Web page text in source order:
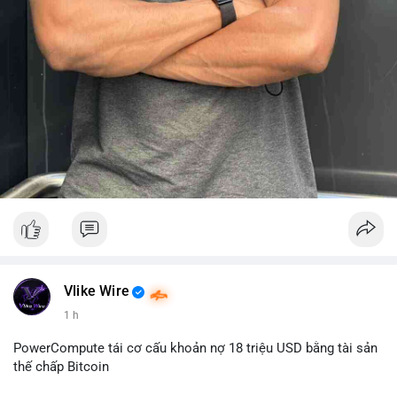
Vlike Wire
1 h
PowerCompute tái cơ cấu khoản nợ 18 triệu USD bằng tài sản
thế chấp Bitcoin